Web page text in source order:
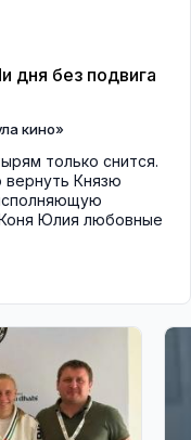
дня без подвига
кино»
только снится.
вернуть Князю
Юлия любовные